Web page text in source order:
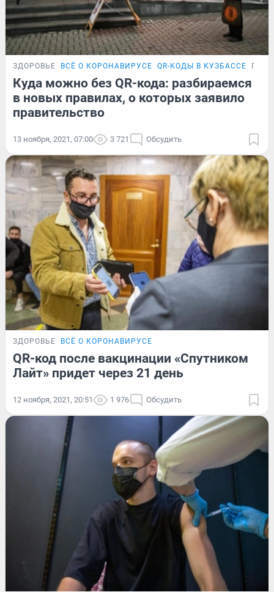
ЗДОРОВЬЕ ВСЁ О КОРОНАВИРУСЕ QR-КОДЫ В КУЗБАССЕ
Куда можно без QR-кода: разбираемся
в новых правилах, о которых заявило
правительство
13 ноября, 2021, 07:00 3 721 Обсудить
ЗДОРОВЬЕ ВСЁ О КОРОНАВИРУСЕ
QR-код после вакцинации «Спутником
Лайт» придет через 21 день
12 ноября, 2021, 20:51 1 976 Обсудить